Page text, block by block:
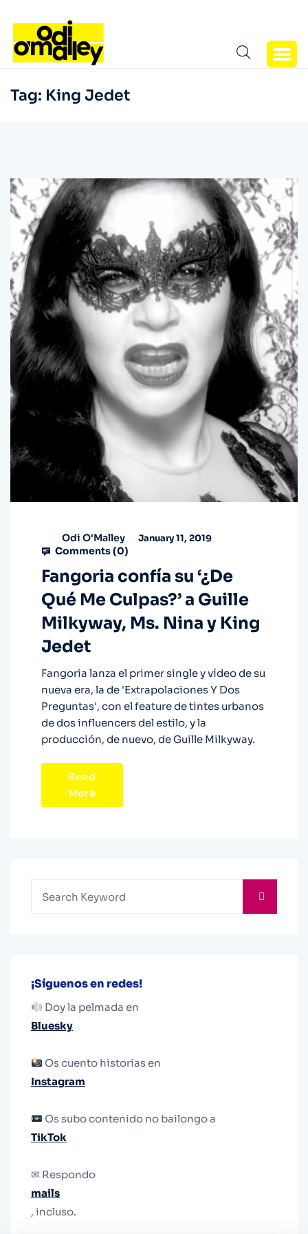
Tag: King Jedet
Odi O'Malley January 11, 2019
Comments (0)
Fangoria confía su ‘¿De
Qué Me Culpas?’ a Guille
Milkyway, Ms. Nina y King
Jedet
Fangoria lanza el primer single y vídeo de su
nueva era, la de 'Extrapolaciones Y Dos
Preguntas', con el feature de tintes urbanos
de dos influencers del estilo, y la
producción, de nuevo, de Guille Milkyway.
Read
More
¡Síguenos en redes!
Doy la pelmada en
Bluesky
Os cuento historias en
Instagram
Os subo contenido no bailongo a
TikTok
✉ Respondo
mails
, incluso.